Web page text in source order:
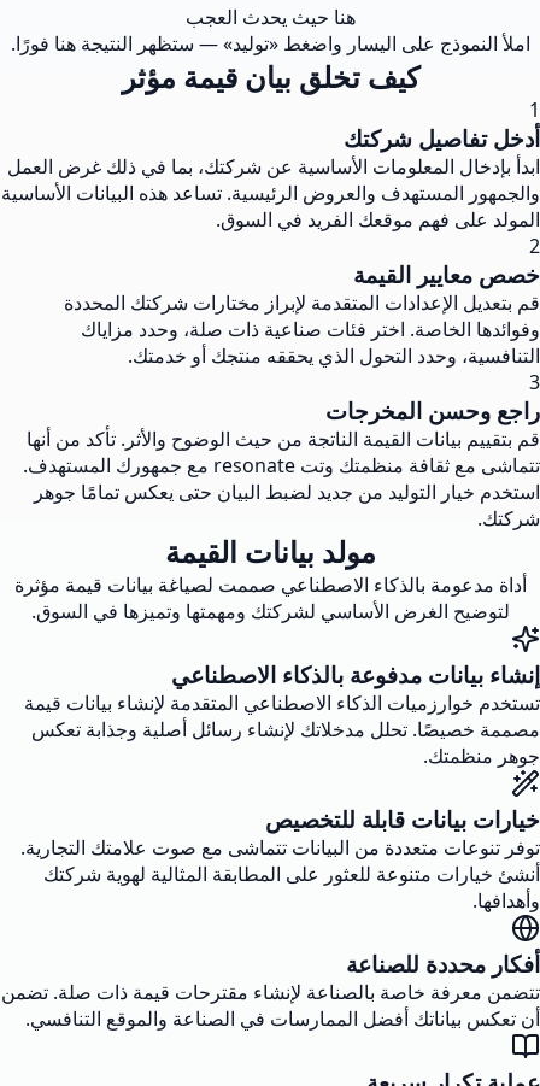
هنا حيث يحدث العجب
املأ النموذج على اليسار واضغط «توليد» — ستظهر النتيجة هنا فورًا.
كيف تخلق بيان قيمة مؤثر
1
أدخل تفاصيل شركتك
ابدأ بإدخال المعلومات الأساسية عن شركتك، بما في ذلك غرض العمل
والجمهور المستهدف والعروض الرئيسية. تساعد هذه البيانات الأساسية
المولد على فهم موقعك الفريد في السوق.
2
خصص معايير القيمة
قم بتعديل الإعدادات المتقدمة لإبراز مختارات شركتك المحددة
وفوائدها الخاصة. اختر فئات صناعية ذات صلة، وحدد مزاياك
التنافسية، وحدد التحول الذي يحققه منتجك أو خدمتك.
3
راجع وحسن المخرجات
قم بتقييم بيانات القيمة الناتجة من حيث الوضوح والأثر. تأكد من أنها
تتماشى مع ثقافة منظمتك وتت resonate مع جمهورك المستهدف.
استخدم خيار التوليد من جديد لضبط البيان حتى يعكس تمامًا جوهر
شركتك.
مولد بيانات القيمة
أداة مدعومة بالذكاء الاصطناعي صممت لصياغة بيانات قيمة مؤثرة
لتوضيح الغرض الأساسي لشركتك ومهمتها وتميزها في السوق.
إنشاء بيانات مدفوعة بالذكاء الاصطناعي
تستخدم خوارزميات الذكاء الاصطناعي المتقدمة لإنشاء بيانات قيمة
مصممة خصيصًا. تحلل مدخلاتك لإنشاء رسائل أصلية وجذابة تعكس
جوهر منظمتك.
خيارات بيانات قابلة للتخصيص
توفر تنوعات متعددة من البيانات تتماشى مع صوت علامتك التجارية.
أنشئ خيارات متنوعة للعثور على المطابقة المثالية لهوية شركتك
وأهدافها.
أفكار محددة للصناعة
تتضمن معرفة خاصة بالصناعة لإنشاء مقترحات قيمة ذات صلة. تضمن
أن تعكس بياناتك أفضل الممارسات في الصناعة والموقع التنافسي.